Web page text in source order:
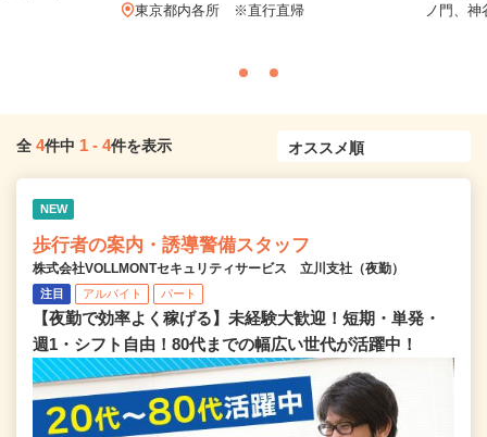
東京都内各所 ※直行直帰
ノ門、
全 4件中 1 - 4件を表示
NEW
歩行者の案内・誘導警備スタッフ
株式会社VOLLMONTセキュリティサービス 立川支社（夜勤）
注目 アルバイト パート
【夜勤で効率よく稼げる】未経験大歓迎！短期・単発・
週1・シフト自由！80代までの幅広い世代が活躍中！